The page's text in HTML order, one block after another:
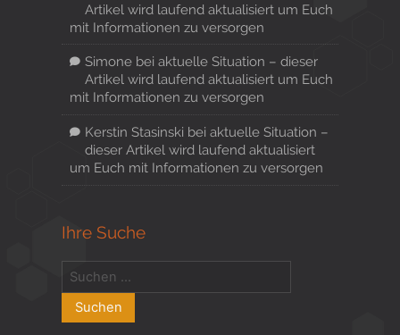
Artikel wird laufend aktualisiert um Euch
mit Informationen zu versorgen
Simonebei aktuelle Situation – dieser
Artikel wird laufend aktualisiert um Euch
mit Informationen zu versorgen
Kerstin Stasinski bei aktuelle Situation –
dieser Artikel wird laufend aktualisiert
um Euch mit Informationen zu versorgen
Ihre Suche